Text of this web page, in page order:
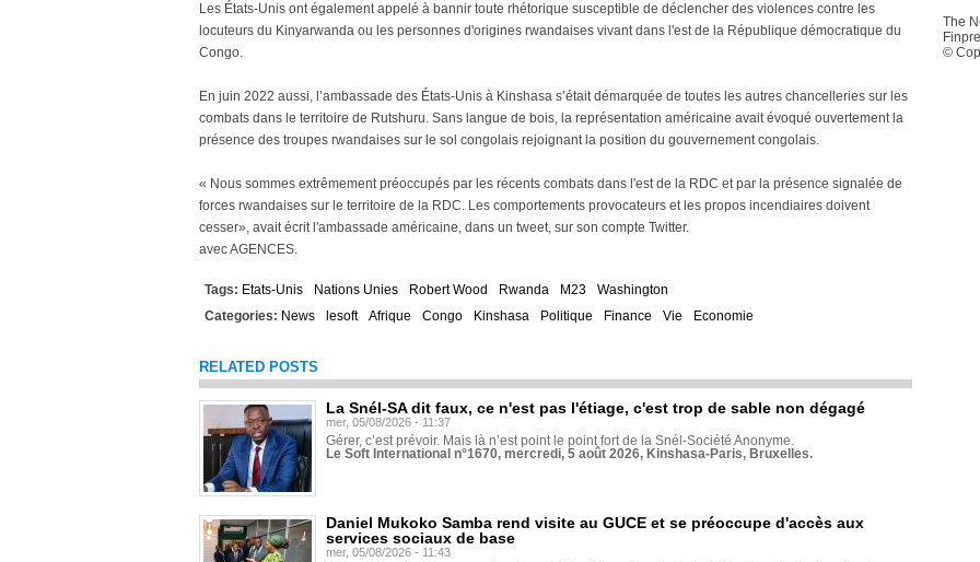
Les États-Unis ont également appelé à bannir toute rhétorique susceptible de déclencher des violences contre les
locuteurs du Kinyarwanda ou les personnes d'origines rwandaises vivant dans l'est de la République démocratique du
Congo.
En juin 2022 aussi, l’ambassade des États-Unis à Kinshasa s’était démarquée de toutes les autres chancelleries sur les
combats dans le territoire de Rutshuru. Sans langue de bois, la représentation américaine avait évoqué ouvertement la
présence des troupes rwandaises sur le sol congolais rejoignant la position du gouvernement congolais.
« Nous sommes extrêmement préoccupés par les récents combats dans l'est de la RDC et par la présence signalée de
forces rwandaises sur le territoire de la RDC. Les comportements provocateurs et les propos incendiaires doivent
cesser», avait écrit l'ambassade américaine, dans un tweet, sur son compte Twitter.
avec AGENCES.
Tags: Etats-Unis Nations Unies Robert Wood Rwanda M23
Washington
Categories: News lesoft Afrique Congo Kinshasa Politique Finance Vie Economie
RELATED POSTS
La Snél-SA dit faux, ce n'est pas l'étiage, c'est trop de sable non dégagé
mer, 05/08/2026 - 11:37
Gérer, c’est prévoir. Mais là n’est point le point fort de la Snél-Société Anonyme.
Le Soft International n°1670, mercredi, 5 août 2026, Kinshasa-Paris, Bruxelles.
Daniel Mukoko Samba rend visite au GUCE et se préoccupe d'accès aux
services sociaux de base
mer, 05/08/2026 - 11:43
The
©